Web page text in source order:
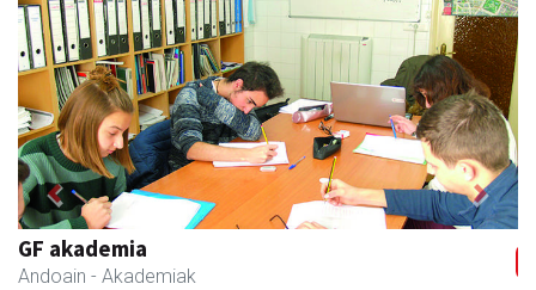
GF akademia
Andoain - Akademiak
Previous Next